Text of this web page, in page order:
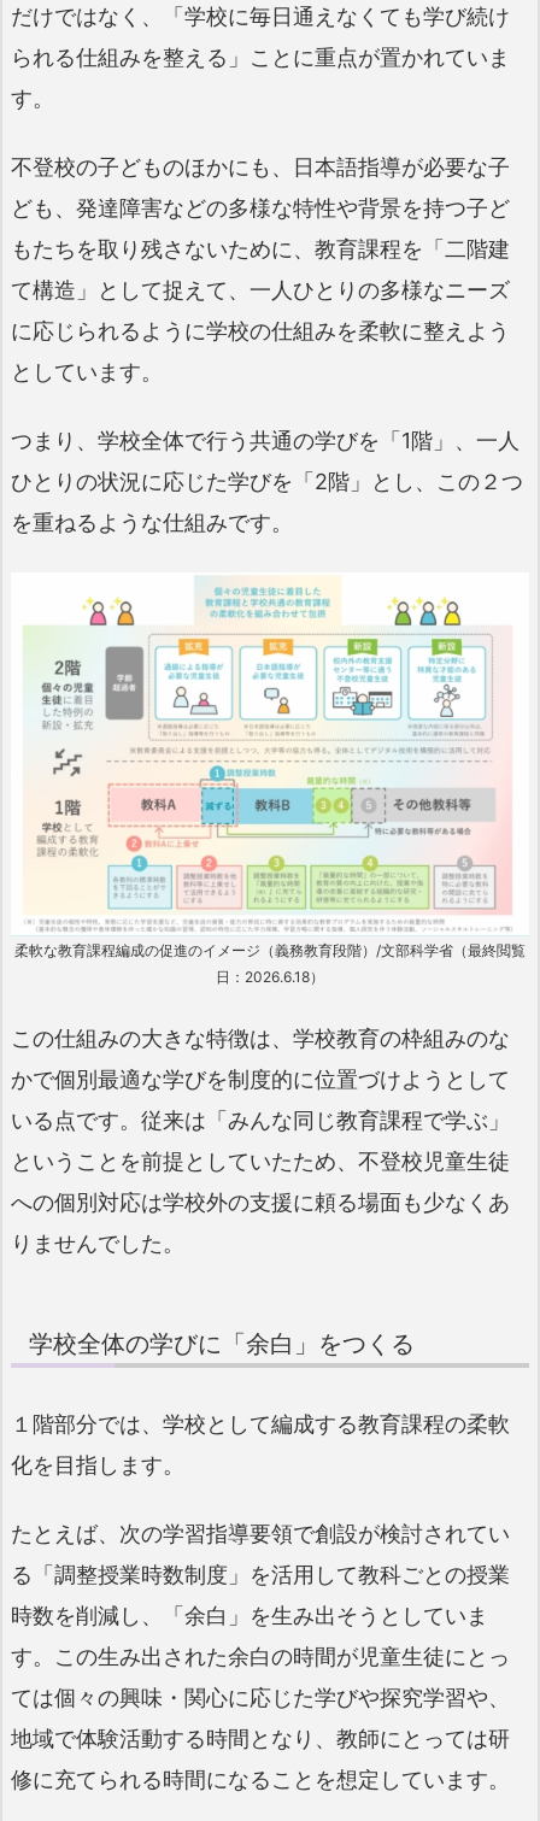
だけではなく、「学校に毎日通えなくても学び続け
られる仕組みを整える」ことに重点が置かれていま
す。
不登校の子どものほかにも、日本語指導が必要な子
ども、発達障害などの多様な特性や背景を持つ子ど
もたちを取り残さないために、教育課程を「二階建
て構造」として捉えて、一人ひとりの多様なニーズ
に応じられるように学校の仕組みを柔軟に整えよう
としています。
つまり、学校全体で行う共通の学びを「1階」、一人
ひとりの状況に応じた学びを「2階」とし、この２つ
を重ねるような仕組みです。
柔軟な教育課程編成の促進のイメージ（義務教育段階）/文部科学省（最終閲覧
日：2026.6.18）
この仕組みの大きな特徴は、学校教育の枠組みのな
かで個別最適な学びを制度的に位置づけようとして
いる点です。従来は「みんな同じ教育課程で学ぶ」
ということを前提としていたため、不登校児童生徒
への個別対応は学校外の支援に頼る場面も少なくあ
りませんでした。
学校全体の学びに「余白」をつくる
１階部分では、学校として編成する教育課程の柔軟
化を目指します。
たとえば、次の学習指導要領で創設が検討されてい
る「調整授業時数制度」を活用して教科ごとの授業
時数を削減し、「余白」を生み出そうとしていま
す。この生み出された余白の時間が児童生徒にとっ
ては個々の興味・関心に応じた学びや探究学習や、
地域で体験活動する時間となり、教師にとっては研
修に充てられる時間になることを想定しています。